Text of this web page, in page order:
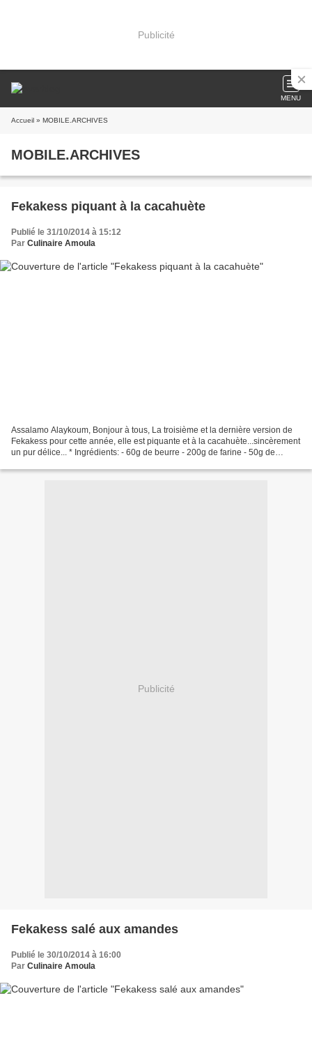
Publicité
MENU
Accueil » MOBILE.ARCHIVES
MOBILE.ARCHIVES
Fekakess piquant à la cacahuète
Publié le 31/10/2014 à 15:12
Par Culinaire Amoula
Assalamo Alaykoum, Bonjour à tous, La troisième et la dernière version de
Fekakess pour cette année, elle est piquante et à la cacahuète...sincèrement
un pur délice... * Ingrédients: - 60g de beurre - 200g de farine - 50g de
Publicité
Fekakess salé aux amandes
Publié le 30/10/2014 à 16:00
Par Culinaire Amoula